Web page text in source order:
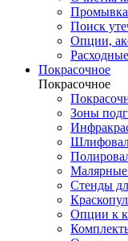
Промывка
Поиск
Опции,
Покрасочное
Покрасочное
Зоны
Стенды
Опции к